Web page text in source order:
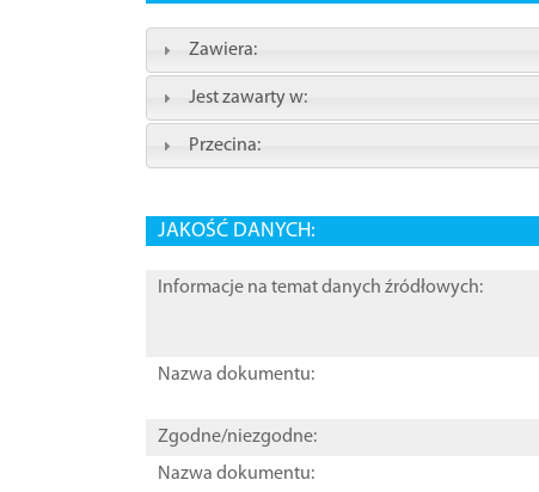
Zawiera:
Jest zawarty w:
Przecina:
JAKOŚĆ DANYCH:
Informacje na temat danych źródłowych:
Nazwa dokumentu:
Zgodne/niezgodne:
Nazwa dokumentu: